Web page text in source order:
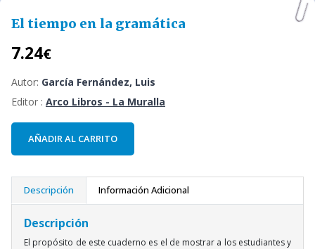
El tiempo en la gramática
7.24€
Autor: García Fernández, Luis
Editor : Arco Libros - La Muralla
AÑADIR AL CARRITO
Descripción Información Adicional
Descripción
El propósito de este cuaderno es el de mostrar a los estudiantes y